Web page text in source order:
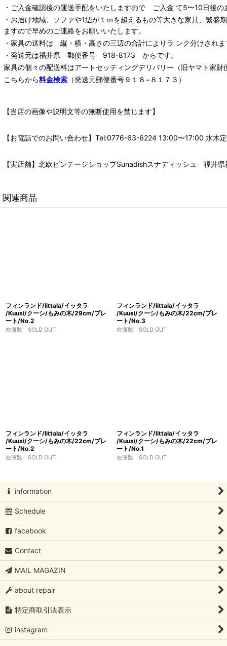
・ご入金確認後の運送手配をいたしますので ご入金 て5〜10日後の
・お届け地域、ソファや1辺が１ｍを超えるもの等大きな家具、繁
ますので早めのご連絡をお願いいたします。
・家具の送料は 縦・横・高さの三辺の合計によりラ ンク分けされま
・発送元は福井県 郵便番号 918-8173 からです。
家具の個々の配送料はアートセッティングデリバリー （旧ヤマト家財
こちらから料金検索 （発送元郵便番号９１８−８１７３）
【当店の画像や説明文等の無断使用を禁じます】
【お電話でのお問い合わせ】Tel:0776-63-6224 13:00〜17:00 水木
【実店舗】北欧ビンテージショップSunadishスナディッシュ 福井
関連商品
フィンランド/Iittala/イッタラ
/Kuusi/クーシ/もみの木/29cm/プレ
ート/No.2
在庫数 SOLD OUT
フィンランド/Iittala/イッタラ
/Kuusi/クーシ/もみの木/22cm/プレ
ート/No.3
在庫数 SOLD OUT
フィンランド/Iittala/イッタラ
/Kuusi/クーシ/もみの木/22cm/プレ
ート/No.2
在庫数 SOLD OUT
フィンランド/Iittala/イッタラ
/Kuusi/クーシ/もみの木/22cm/プレ
ート/No.1
在庫数 SOLD OUT
information
Schedule
facebook
Contact
MAIL MAGAZIN
about repair
特定商取引法表示
instagram